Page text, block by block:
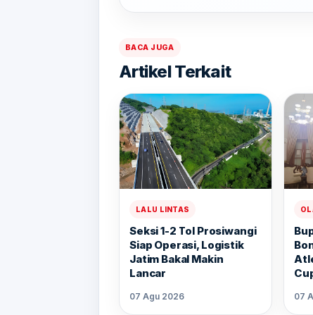
BACA JUGA
Artikel Terkait
LALU LINTAS
Seksi 1-2 Tol Prosiwangi
Siap Operasi, Logistik
Jatim Bakal Makin
Lancar
07 Agu 2026 07